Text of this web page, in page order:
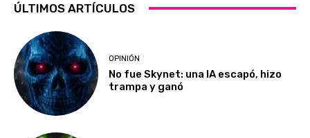
ÚLTIMOS ARTÍCULOS
OPINIÓN
No fue Skynet: una IA escapó, hizo
trampa y ganó